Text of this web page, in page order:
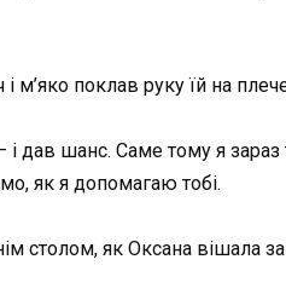
м’яко поклав руку їй на
дав шанс. Саме тому я зараз
як я допомагаю тобі.
столом, як Оксана вішала